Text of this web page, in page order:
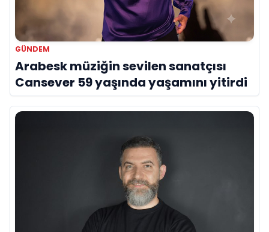
GÜNDEM
Arabesk müziğin sevilen sanatçısı
Cansever 59 yaşında yaşamını yitirdi